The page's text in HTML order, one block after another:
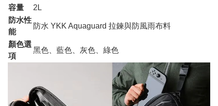
容量
2L
防水性
能
防水 YKK Aquaguard 拉鍊與防風雨布料
顏色選
項
黑色、藍色、灰色、綠色